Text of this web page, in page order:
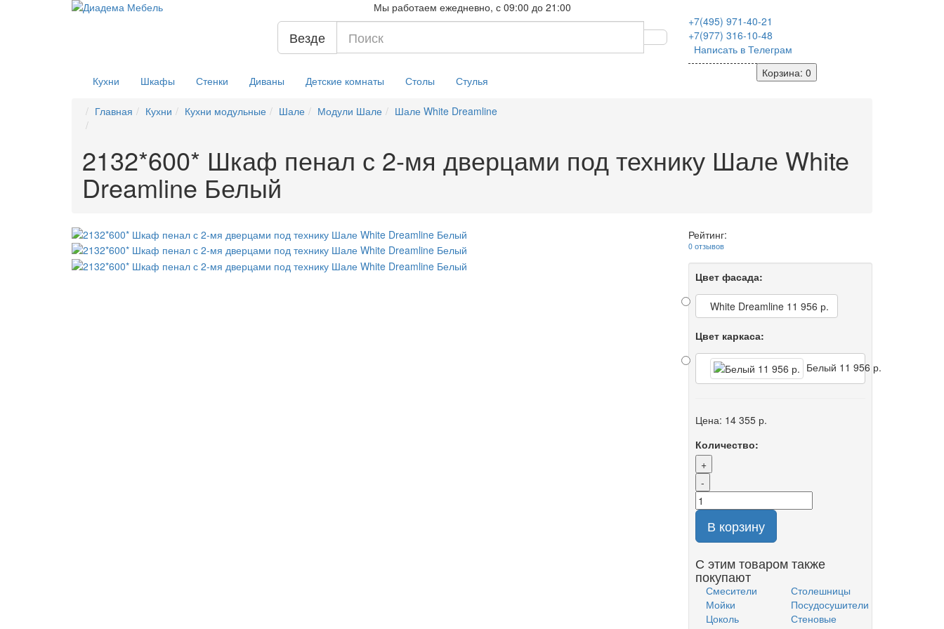
Мы работаем ежедневно, с 09:00 до 21:00
Везде
+7(495) 971-40-21
+7(977) 316-10-48
Написать в Телеграм
Кухни Шкафы Стенки Диваны Детские комнаты Столы Стулья
Корзина: 0
Главная Кухни Кухни модульные Шале Модули Шале Шале White Dreamline
2132*600* Шкаф пенал с 2-мя дверцами под технику Шале White
Dreamline Белый
Рейтинг:
0 отзывов
Цвет фасада:
White Dreamline 11 956 р.
Цвет каркаса:
Белый 11 956 р.
Цена: 14 355 р.
Количество:
+
-
В корзину
С этим товаром также
покупают
Смесители
Столешницы
Мойки
Посудосушители
Цоколь
Стеновые